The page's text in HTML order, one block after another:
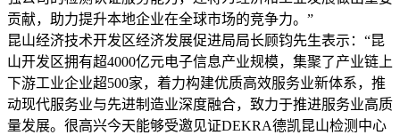
贡献，助力提升本地企业在全球市场的竞争力。”
昆山经济技术开发区经济发展促进局局长顾钧先生表示：“昆
山开发区拥有超4000亿元电子信息产业规模，集聚了产业链上
下游工业企业超500家，着力构建优质高效服务业新体系，推
动现代服务业与先进制造业深度融合，致力于推进服务业高质
量发展。很高兴今天能够受邀见证DEKRA德凯昆山检测中心